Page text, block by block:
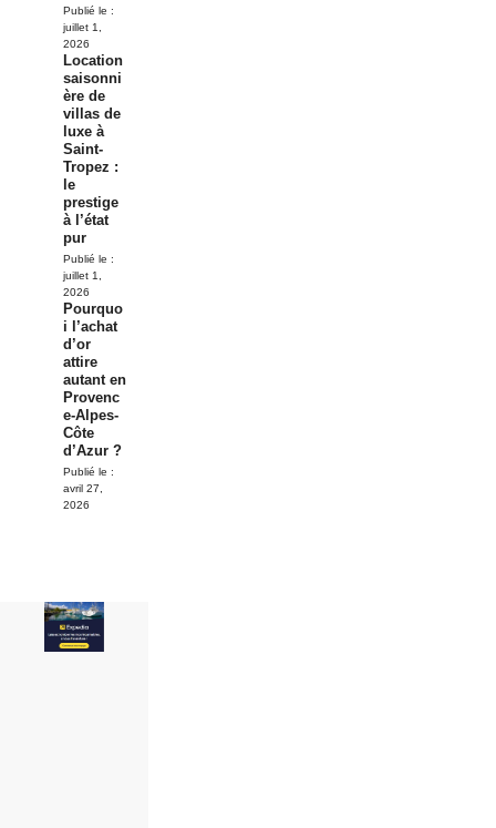
Publié le :
juillet 1,
2026
Location
saisonni
ère de
villas de
luxe à
Saint-
Tropez :
le
prestige
à l’état
pur
Publié le :
juillet 1,
2026
Pourquo
i l’achat
d’or
attire
autant en
Provenc
e-Alpes-
Côte
d’Azur ?
Publié le :
avril 27,
2026